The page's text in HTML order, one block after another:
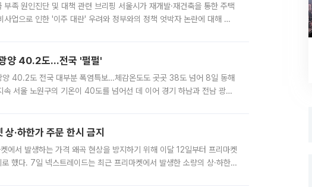
부족 원인진단 및 대책 관련 브리핑 서울시가 재개발·재건축을 통한 주택
업으로 인한 '이주 대란' 우려와 정부와의 정책 엇박자 논란에 대해 정
양 40.2도…전국 '펄펄'
40.2도 전국 대부분 폭염특보…체감온도도 곳곳 38도 넘어 8일 동해
속 서울 노원구의 기온이 40도를 넘어선 데 이어 경기 하남과 전남 광양
·하한가 주문 한시 금지
에서 발생하는 가격 왜곡 현상을 방지하기 위해 이달 12일부터 프리마켓
했다. 7일 넥스트레이드는 최근 프리마켓에서 발생한 소량의 상·하한